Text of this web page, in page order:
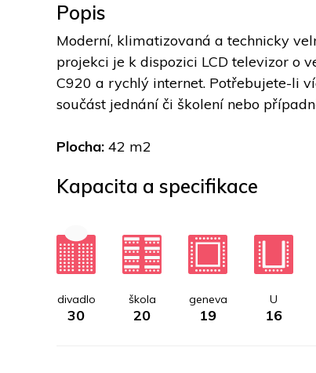
Popis
Moderní, klimatizovaná a technicky
projekci je k dispozici LCD televizor
C920 a rychlý internet. Potřebujete-li
součást jednání či školení nebo
Plocha: 42 m2
Kapacita a specifikace
divadlo
30
škola
20
geneva
19
U
16